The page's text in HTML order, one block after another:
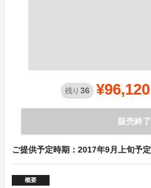
残り 36 ¥96,120
販売終了
ご提供予定時期：2017年9月上旬予定
概要